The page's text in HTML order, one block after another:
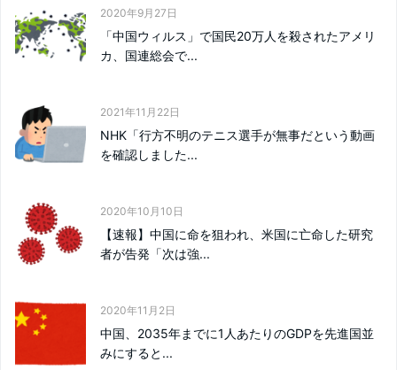
2020年9月27日
「中国ウィルス」で国民20万人を殺されたアメリ
カ、国連総会で...
2021年11月22日
NHK「行方不明のテニス選手が無事だという動画
を確認しました...
2020年10月10日
【速報】中国に命を狙われ、米国に亡命した研究
者が告発「次は強...
2020年11月2日
中国、2035年までに1人あたりのGDPを先進国並
みにすると...